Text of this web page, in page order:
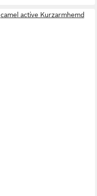
camel active Kurzarmhemd